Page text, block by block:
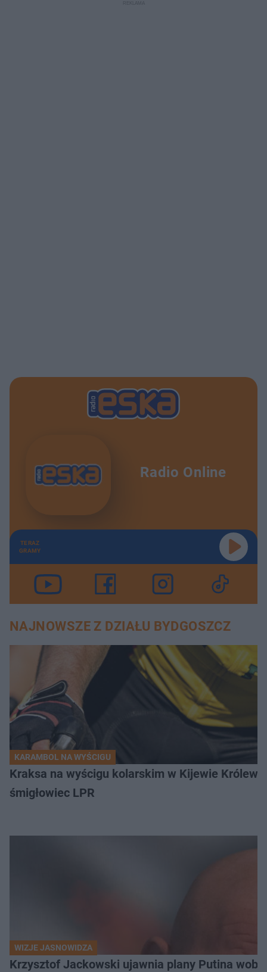
Radio Online
TERAZ
GRAMY
NAJNOWSZE Z DZIAŁU BYDGOSZCZ
KARAMBOL NA WYŚCIGU
Kraksa na wyścigu kolarskim w Kijewie
śmigłowiec LPR
WIZJE JASNOWIDZA
Krzysztof Jackowski ujawnia plany Putina